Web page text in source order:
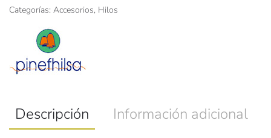
Categorías: Accesorios, Hilos
Descripción Información adicional